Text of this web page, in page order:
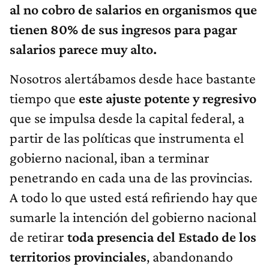
al no cobro de salarios en organismos que
tienen 80% de sus ingresos para pagar
salarios parece muy alto.
Nosotros alertábamos desde hace bastante
tiempo que este ajuste potente y regresivo
que se impulsa desde la capital federal, a
partir de las políticas que instrumenta el
gobierno nacional, iban a terminar
penetrando en cada una de las provincias.
A todo lo que usted está refiriendo hay que
sumarle la intención del gobierno nacional
de retirar toda presencia del Estado de los
territorios provinciales, abandonando